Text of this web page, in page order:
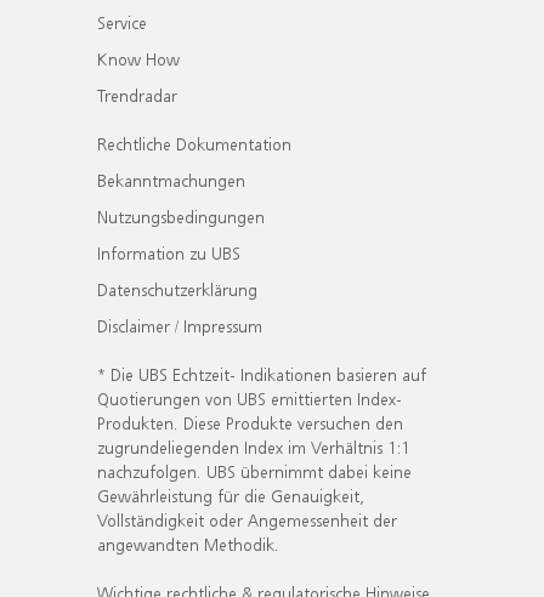
Service
Know How
Trendradar
Rechtliche Dokumentation
Bekanntmachungen
Nutzungsbedingungen
Information zu UBS
Datenschutzerklärung
Disclaimer / Impressum
* Die UBS Echtzeit- Indikationen basieren auf
Quotierungen von UBS emittierten Index-
Produkten. Diese Produkte versuchen den
zugrundeliegenden Index im Verhältnis 1:1
nachzufolgen. UBS übernimmt dabei keine
Gewährleistung für die Genauigkeit,
Vollständigkeit oder Angemessenheit der
angewandten Methodik.